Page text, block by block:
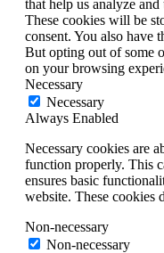
that help us analyze
These cookies will be
consent. You also have
But opting out of some
on your browsing
Necessary
Necessary
Always Enabled
Necessary cookies are
function properly. This
ensures basic
website. These cookies
Non-necessary
Non-necessary